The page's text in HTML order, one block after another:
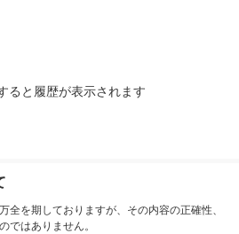
ると履歴が表示されます
全を期しておりますが、その内容の正確性、
ではありません。